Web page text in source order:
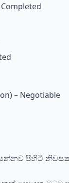
– Negotiable
පිහිටි